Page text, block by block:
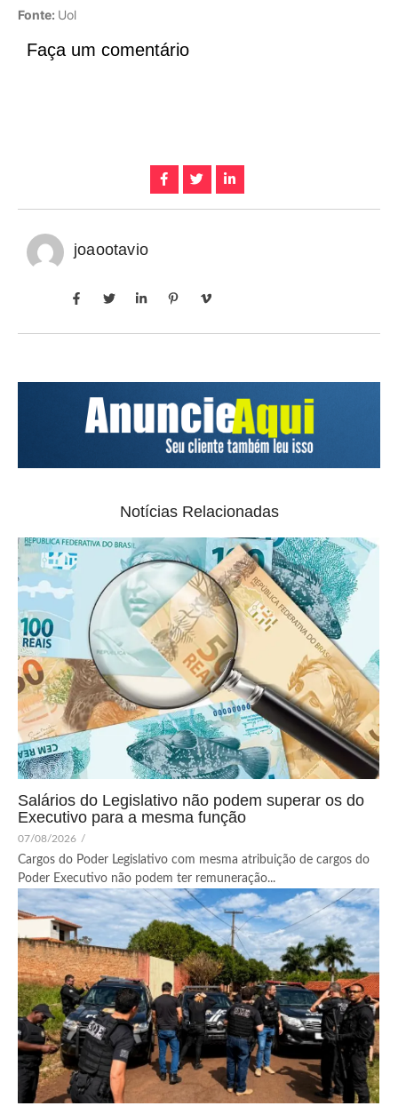
Fonte: Uol
Faça um comentário
joaootavio
Notícias Relacionadas
Salários do Legislativo não podem superar os do
Executivo para a mesma função
07/08/2026 /
Cargos do Poder Legislativo com mesma atribuição de cargos do
Poder Executivo não podem ter remuneração...